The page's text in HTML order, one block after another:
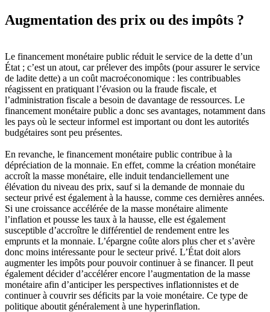
Augmentation des prix ou des impôts ?
Le financement monétaire public réduit le service de la dette d’un
État ; c’est un atout, car prélever des impôts (pour assurer le service
de ladite dette) a un coût macroéconomique : les contribuables
réagissent en pratiquant l’évasion ou la fraude fiscale, et
l’administration fiscale a besoin de davantage de ressources. Le
financement monétaire public a donc ses avantages, notamment dans
les pays où le secteur informel est important ou dont les autorités
budgétaires sont peu présentes.
En revanche, le financement monétaire public contribue à la
dépréciation de la monnaie. En effet, comme la création monétaire
accroît la masse monétaire, elle induit tendanciellement une
élévation du niveau des prix, sauf si la demande de monnaie du
secteur privé est également à la hausse, comme ces dernières années.
Si une croissance accélérée de la masse monétaire alimente
l’inflation et pousse les taux à la hausse, elle est également
susceptible d’accroître le différentiel de rendement entre les
emprunts et la monnaie. L’épargne coûte alors plus cher et s’avère
donc moins intéressante pour le secteur privé. L’État doit alors
augmenter les impôts pour pouvoir continuer à se financer. Il peut
également décider d’accélérer encore l’augmentation de la masse
monétaire afin d’anticiper les perspectives inflationnistes et de
continuer à couvrir ses déficits par la voie monétaire. Ce type de
politique aboutit généralement à une hyperinflation.